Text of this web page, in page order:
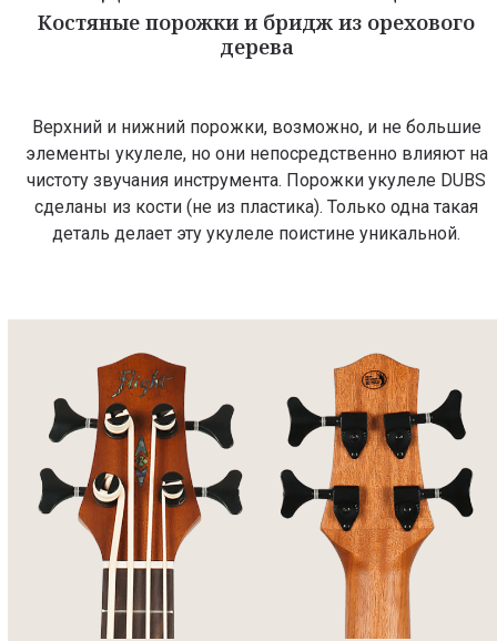
Костяные порожки и бридж из орехового
дерева
Верхний и нижний порожки, возможно, и не большие
элементы укулеле, но они непосредственно влияют на
чистоту звучания инструмента. Порожки укулеле DUBS
сделаны из кости (не из пластика). Только одна такая
деталь делает эту укулеле поистине уникальной.